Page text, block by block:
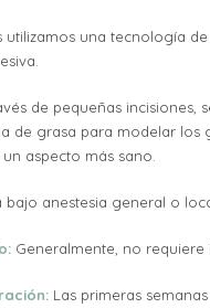
utilizamos una tecnología
de pequeñas incisiones,
de grasa para modelar
aspecto más sano.
bajo anestesia general o
Generalmente, no
Las primeras